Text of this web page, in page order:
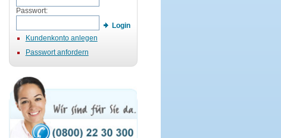
Passwort:
Login
Kundenkonto anlegen
Passwort anfordern